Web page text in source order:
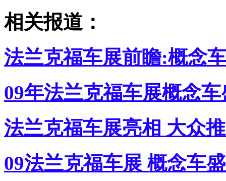
相关报道：
法兰克福车展前瞻:概念
09年法兰克福车展概念
法兰克福车展亮相 大众
09法兰克福车展 概念车